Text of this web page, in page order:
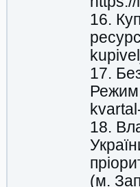
16.
17.
Режим
18.
(м.